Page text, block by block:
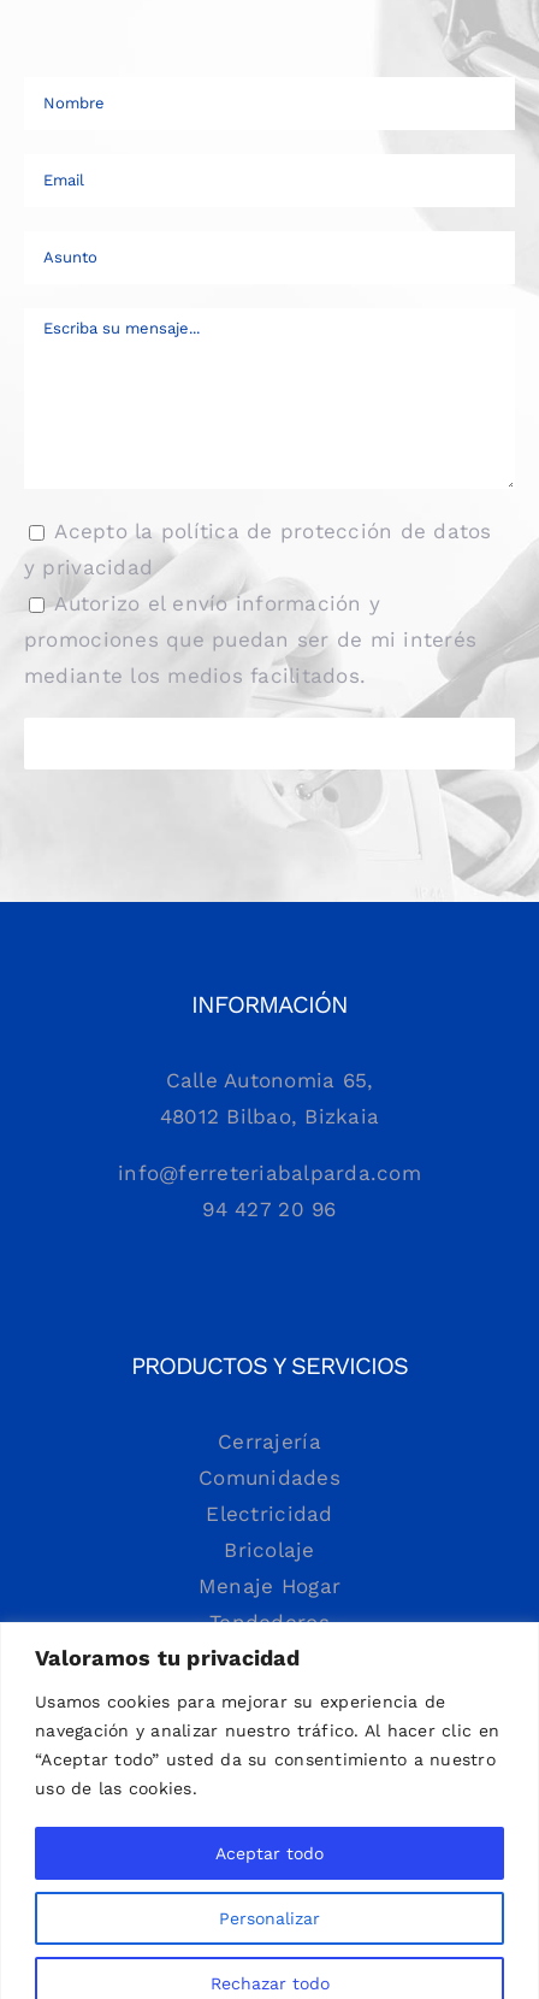
Valoramos tu privacidad
Usamos cookies para mejorar su experiencia de
navegación y analizar nuestro tráfico. Al hacer clic en
“Aceptar todo” usted da su consentimiento a nuestro
uso de las cookies.
Personalizar
Rechazar todo
Aceptar todo
Acepto la política de protección de datos
y privacidad
Autorizo el envío información y
promociones que puedan ser de mi interés
mediante los medios facilitados.
INFORMACIÓN
Calle Autonomia 65,
48012 Bilbao, Bizkaia
info@ferreteriabalparda.com
94 427 20 96
PRODUCTOS Y SERVICIOS
Cerrajería
Comunidades
Electricidad
Bricolaje
Menaje Hogar
Tendederos
© Copyright 2026 | Todos los derechos reservados |Aviso
Política de Privacidad